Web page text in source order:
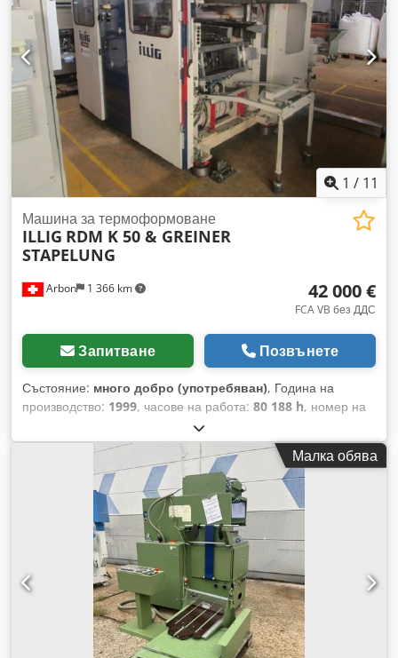
обработка на полуготови изделия Chsdpfxsznbp To Ambja
Максимален размер на плочата: 1000 x 700 мм Минимален
размер на плочата: 300 x 210 мм Максимална дебелина на
плочата: 12 мм Минимална дебелина на плочата: 0,5 мм
Машината е напълно оборудвана и подготвена за
автоматично подаване на материала. Функция за горна и
долна матрица, водное охлаждаеми форми. Интелигентно
управление чрез предварително запазени параметри на
материала. В цената е включена хоризонтална циркулярна
трион GEISS Horizontalbandsäge HBS 1000.
1 / 11
Arbon 1 366 km
Машина за термоформоване
ILLIG RDM K 50 & GREINER
STAPELUNG
42 000 €
FCA VB без ДДС
Запитване Позвънете
Състояние: много добро (употребяван), Година на
производство: 1999, часове на работа: 80 188 h, номер на
322
фолиото: 700-800 мм Оборудване / допълнителна
информация: -GREINER СТАПЕЛНА СИСТЕМА /
предавателно устройство R3 (Реф. №: 95002.24) // М. №:
00020 // Год. на производство: 1998 ЦЕНА GREINER
СТАПЕЛНА СИСТЕМА: € 6.500.- / ЛОТ ШВЕЙЦАРИЯ
Отопление отгоре и отдолу Chedsq Nn Hcopfx Ambsa
Обработвани материали: PS и PP 450 Ps // 350 Pp Следните
инструменти са използвани на машината: 8-кабелен
инструмент Ø95 и 15-кабелен инструмент Ø73 и 15-
кабелен инструмент Ø86 Произведени са основно опаковки
за млечната индустрия. Циклите са между 18-25 такта – в
зависимост от теглото на чашката.
Малка обява